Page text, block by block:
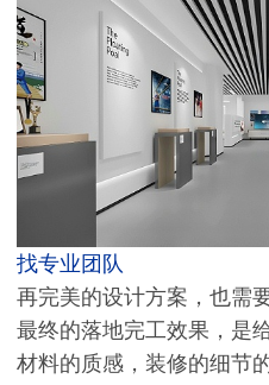
找专业团队
再完美的设计方案，也需
最终的落地完工效果，是
材料的质感，装修的细节